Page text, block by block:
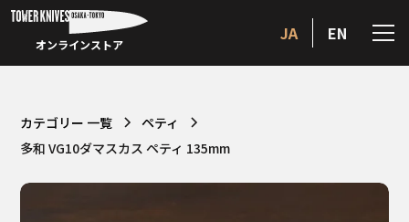
オンラインストア
JA EN
カテゴリー 一覧
ペティ
多和 VG10ダマスカス ペティ 135mm